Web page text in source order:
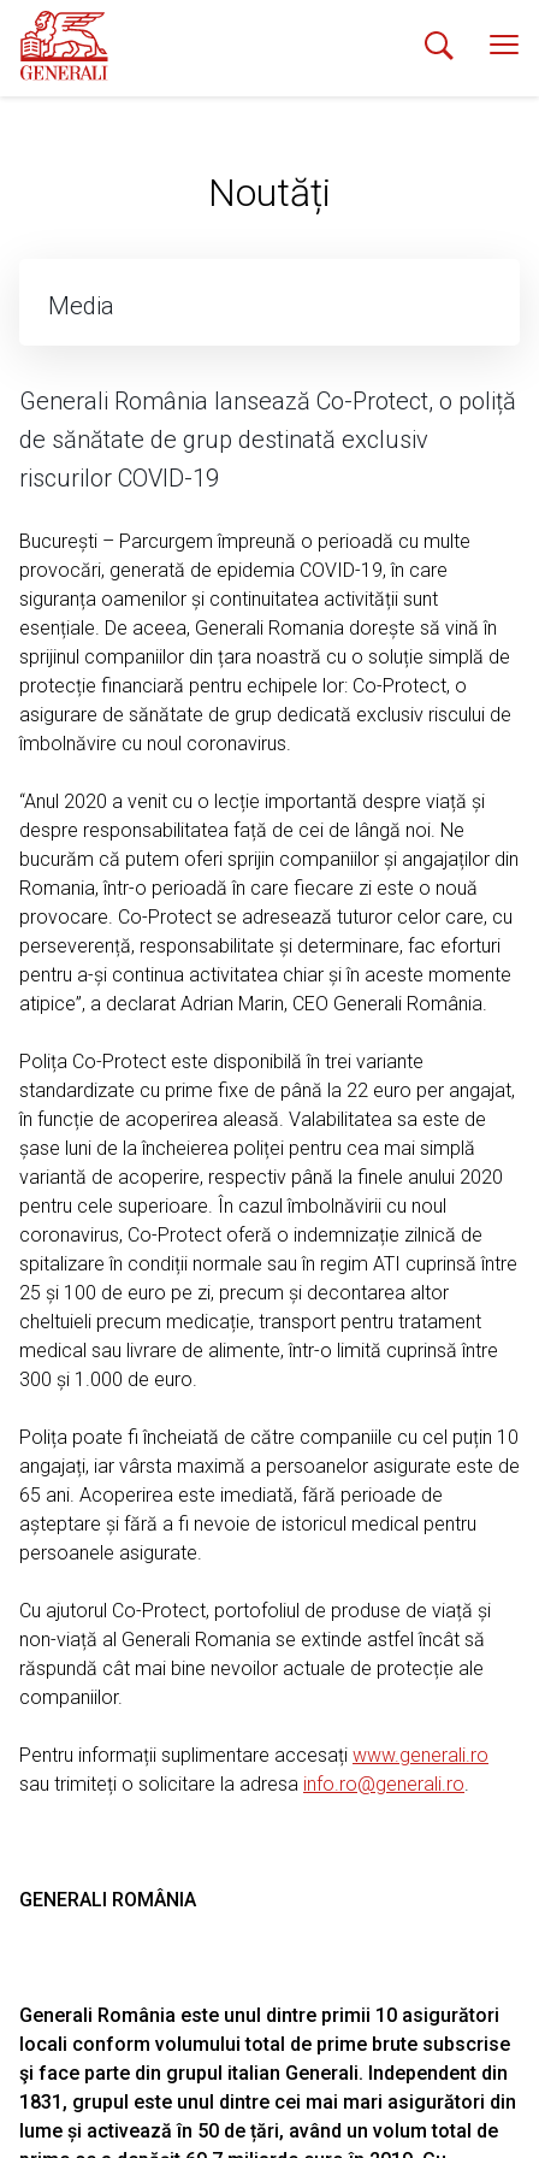
Noutăți
Media
Media Kit
Regulamente
Generali România lansează Co-Protect, o poliță
de sănătate de grup destinată exclusiv
riscurilor COVID-19
București – Parcurgem împreună o perioadă cu multe
provocări, generată de epidemia COVID-19, în care
siguranța oamenilor și continuitatea activității sunt
esențiale. De aceea, Generali Romania dorește să vină în
sprijinul companiilor din țara noastră cu o soluție simplă de
protecție financiară pentru echipele lor: Co-Protect, o
asigurare de sănătate de grup dedicată exclusiv riscului de
îmbolnăvire cu noul coronavirus.
“Anul 2020 a venit cu o lecție importantă despre viață și
despre responsabilitatea față de cei de lângă noi. Ne
bucurăm că putem oferi sprijin companiilor și angajaților din
Romania, într-o perioadă în care fiecare zi este o nouă
provocare. Co-Protect se adresează tuturor celor care, cu
perseverență, responsabilitate și determinare, fac eforturi
pentru a-și continua activitatea chiar și în aceste momente
atipice”, a declarat Adrian Marin, CEO Generali România.
Polița Co-Protect este disponibilă în trei variante
standardizate cu prime fixe de până la 22 euro per angajat,
în funcție de acoperirea aleasă. Valabilitatea sa este de
șase luni de la încheierea poliței pentru cea mai simplă
variantă de acoperire, respectiv până la finele anului 2020
pentru cele superioare. În cazul îmbolnăvirii cu noul
coronavirus, Co-Protect oferă o indemnizație zilnică de
spitalizare în condiții normale sau în regim ATI cuprinsă între
25 și 100 de euro pe zi, precum și decontarea altor
cheltuieli precum medicație, transport pentru tratament
medical sau livrare de alimente, într-o limită cuprinsă între
300 și 1.000 de euro.
Polița poate fi încheiată de către companiile cu cel puțin 10
angajați, iar vârsta maximă a persoanelor asigurate este de
65 ani. Acoperirea este imediată, fără perioade de
așteptare și fără a fi nevoie de istoricul medical pentru
persoanele asigurate.
Cu ajutorul Co-Protect, portofoliul de produse de viață și
non-viață al Generali Romania se extinde astfel încât să
răspundă cât mai bine nevoilor actuale de protecție ale
companiilor.
Pentru informații suplimentare accesați www.generali.ro
sau trimiteți o solicitare la adresa info.ro@generali.ro.
GENERALI ROMÂNIA
Generali România este unul dintre primii 10 asigurători
locali conform volumului total de prime brute subscrise
şi face parte din grupul italian Generali. Independent din
1831, grupul este unul dintre cei mai mari asigurători din
lume și activează în 50 de țări, având un volum total de